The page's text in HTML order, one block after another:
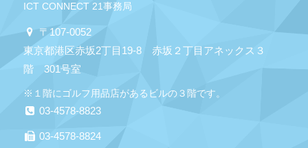
ICT CONNECT 21事務局
〒107-0052
東京都港区赤坂2丁目19-8 赤坂２丁目アネックス３
階 301号室
※１階にゴルフ用品店があるビルの３階です。
03-4578-8823
03-4578-8824